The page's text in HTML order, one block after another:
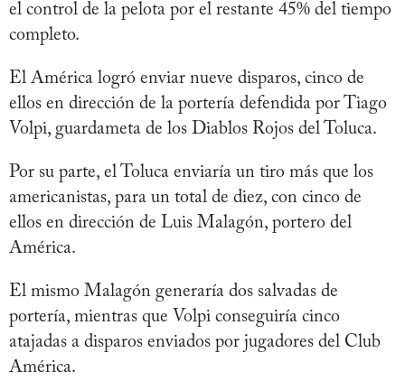
el control de la pelota por el restante 45% del tiempo
completo.
El América logró enviar nueve disparos, cinco de
ellos en dirección de la portería defendida por Tiago
Volpi, guardameta de los Diablos Rojos del Toluca.
Por su parte, el Toluca enviaría un tiro más que los
americanistas, para un total de diez, con cinco de
ellos en dirección de Luis Malagón, portero del
América.
El mismo Malagón generaría dos salvadas de
portería, mientras que Volpi conseguiría cinco
atajadas a disparos enviados por jugadores del Club
América.